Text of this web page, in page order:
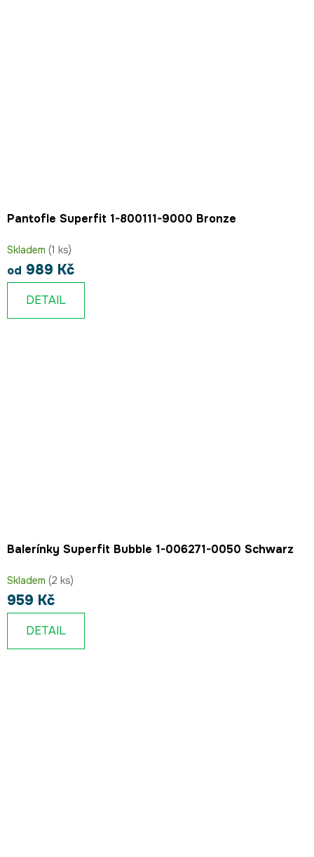
Pantofle Superfit 1-800111-9000 Bronze
Skladem (1 ks)
od 989 Kč
DETAIL
Balerínky Superfit Bubble 1-006271-0050 Schwarz
Skladem (2 ks)
959 Kč
DETAIL